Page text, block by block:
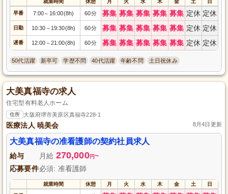
就業時間 休憩 月 火 水 木 金 土 日
早番 7:00～ 16:00(8h) 60分 募集 募集 募集 募集 募集 定休 定休
日勤 10:30 ～ 19:30(8h) 60分 募集 募集 募集 募集 募集 定休 定休
遅番 12:00 ～21:00(8h) 60分 募集 募集 募集 募集 募集 定休 定休
50代活躍 新卒可 学歴不問 40代活躍 年齢不問 土日祝休み
大美真福寺の求人
住宅型有料老人ホーム
住所 大阪府堺市美原区真福寺228-1
医療法人 暁美会 8月4日更新
大美真福寺の准看護師の契約社員求人
給与 月給 270,000円~
応募要件必須: 准看護師
就業時間 休憩 月 火 水 木 金 土 日